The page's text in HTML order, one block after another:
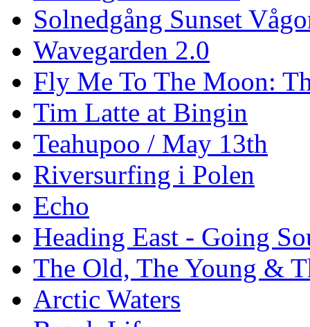
Solnedgång Sunset
Wavegarden 2.0
Fly Me To The Moon:
Tim Latte at Bingin
Teahupoo / May 13th
Riversurfing i Polen
Echo
Heading East - Going
The Old, The Young &
Arctic Waters